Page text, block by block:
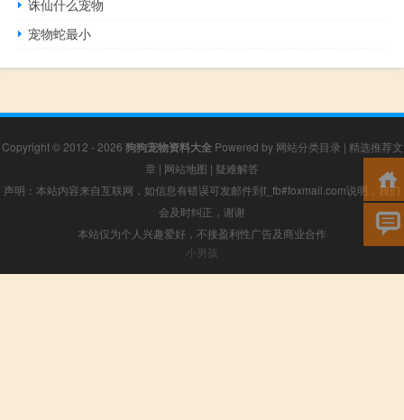
诛仙什么宠物
宠物蛇最小
Copyright © 2012 - 2026 狗狗宠物资料大全Powered by 网站分类目录 | 精选推荐文
章 | 网站地图 | 疑难解答
声明：本站内容来自互联网，如信息有错误可发邮件到f_fb#foxmail.com说明，我们
会及时纠正，谢谢
本站仅为个人兴趣爱好，不接盈利性广告及商业合作
小男孩